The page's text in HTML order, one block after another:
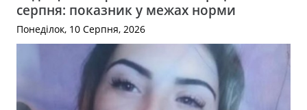
серпня: показник у межах норми
Понеділок, 10 Серпня, 2026